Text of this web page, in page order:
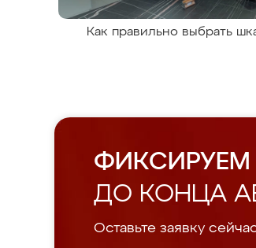
Как правильно выбрать
ФИКСИРУЕМ
ДО КОНЦА
Оставьте заявку